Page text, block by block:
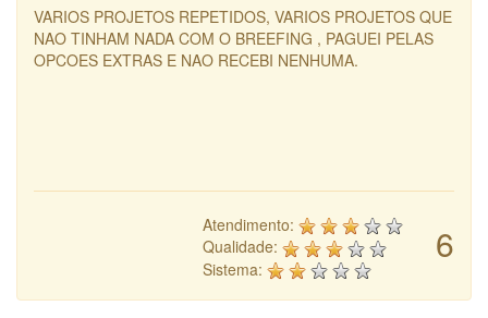
VARIOS PROJETOS REPETIDOS, VARIOS PROJETOS QUE
NAO TINHAM NADA COM O BREEFING , PAGUEI PELAS
OPCOES EXTRAS E NAO RECEBI NENHUMA.
6
Atendimento:
Qualidade:
Sistema: